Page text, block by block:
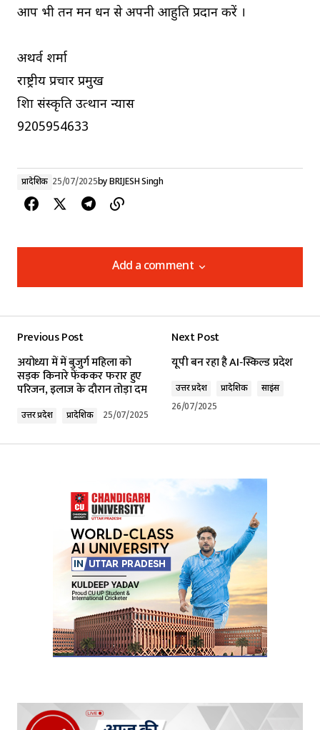
आप भी तन मन धन से अपनी आहुति प्रदान करें ।
अथर्व शर्मा
राष्ट्रीय प्रचार प्रमुख
शिक्षा संस्कृति उत्थान न्यास
9205954633
प्रादेशिक 25/07/2025byBRIJESH Singh
Add a comment
Add a comment
Required fields are marked*
Your Name*
Your E-mail*
Submit Comment
Previous Post
अयोध्या में में बुजुर्ग महिला को
सड़क किनारे फेंककर फरार हुए
परिजन, इलाज के दौरान तोड़ा दम
उत्तर प्रदेश प्रादेशिक 25/07/2025
Next Post
यूपी बन रहा है AI‑स्किल्ड प्रदेश
उत्तर प्रदेश प्रादेशिक
साइंस
26/07/2025